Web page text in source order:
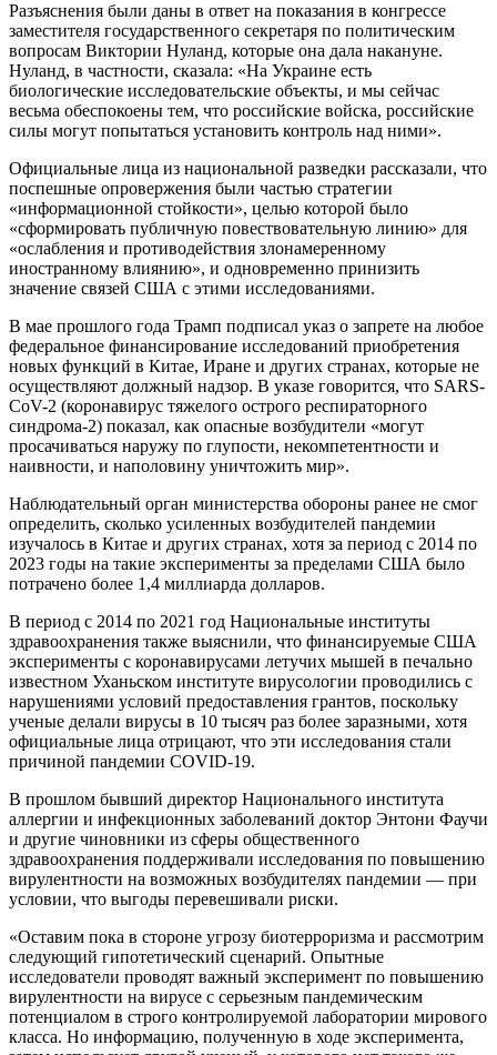
Разъяснения были даны в ответ на показания в конгрессе
заместителя государственного секретаря по политическим
вопросам Виктории Нуланд, которые она дала накануне.
Нуланд, в частности, сказала: «На Украине есть
биологические исследовательские объекты, и мы сейчас
весьма обеспокоены тем, что российские войска, российские
силы могут попытаться установить контроль над ними».
Официальные лица из национальной разведки рассказали, что
поспешные опровержения были частью стратегии
«информационной стойкости», целью которой было
«сформировать публичную повествовательную линию» для
«ослабления и противодействия злонамеренному
иностранному влиянию», и одновременно принизить
значение связей США с этими исследованиями.
В мае прошлого года Трамп подписал указ о запрете на любое
федеральное финансирование исследований приобретения
новых функций в Китае, Иране и других странах, которые не
осуществляют должный надзор. В указе говорится, что SARS-
CoV-2 (коронавирус тяжелого острого респираторного
синдрома‑2) показал, как опасные возбудители «могут
просачиваться наружу по глупости, некомпетентности и
наивности, и наполовину уничтожить мир».
Наблюдательный орган министерства обороны ранее не смог
определить, сколько усиленных возбудителей пандемии
изучалось в Китае и других странах, хотя за период с 2014 по
2023 годы на такие эксперименты за пределами США было
потрачено более 1,4 миллиарда долларов.
В период с 2014 по 2021 год Национальные институты
здравоохранения также выяснили, что финансируемые США
эксперименты с коронавирусами летучих мышей в печально
известном Уханьском институте вирусологии проводились с
нарушениями условий предоставления грантов, поскольку
ученые делали вирусы в 10 тысяч раз более заразными, хотя
официальные лица отрицают, что эти исследования стали
причиной пандемии COVID-19.
В прошлом бывший директор Национального института
аллергии и инфекционных заболеваний доктор Энтони Фаучи
и другие чиновники из сферы общественного
здравоохранения поддерживали исследования по повышению
вирулентности на возможных возбудителях пандемии — при
условии, что выгоды перевешивали риски.
«Оставим пока в стороне угрозу биотерроризма и рассмотрим
следующий гипотетический сценарий. Опытные
исследователи проводят важный эксперимент по повышению
вирулентности на вирусе с серьезным пандемическим
потенциалом в строго контролируемой лаборатории мирового
класса. Но информацию, полученную в ходе эксперимента,